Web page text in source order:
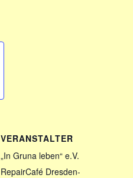
VERANSTALTER
„In Gruna leben“ e.V.
RepairCafé Dresden-